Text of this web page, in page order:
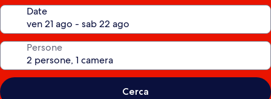
Date
Persone
Cerca